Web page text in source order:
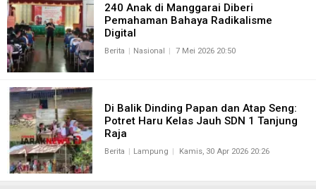
240 Anak di Manggarai Diberi
Pemahaman Bahaya Radikalisme
Digital
Berita Nasional 7 Mei 2026 20:50
Di Balik Dinding Papan dan Atap Seng:
Potret Haru Kelas Jauh SDN 1 Tanjung
Raja
Berita Lampung Kamis, 30 Apr 2026 20:26